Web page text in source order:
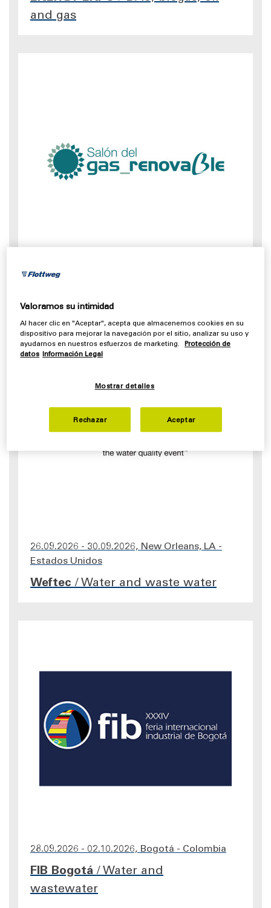
and gas
29.09.2026 - 30.09.2026, Valladolid - España
Salón del Gas Renovable
26.09.2026 - 30.09.2026, New Orleans, LA -
Estados Unidos
Weftec /Water and waste water
28.09.2026 - 02.10.2026, Bogotá - Colombia
FIB Bogotá /Water and
wastewater
Valoramos su intimidad
Al hacer clic en "Aceptar", acepta que almacenemos cookies en su
dispositivo para mejorar la navegación por el sitio, analizar su uso y
ayudarnos en nuestros esfuerzos de marketing.
Protección de
datos Información Legal
Mostrar detalles
Rechazar Aceptar